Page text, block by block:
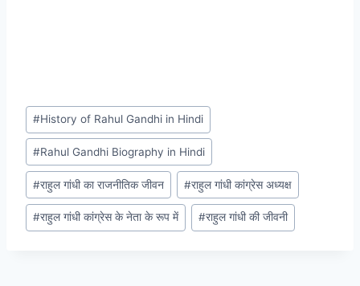
Post
Tags:
#History of Rahul Gandhi in Hindi
#Rahul Gandhi Biography in Hindi
#राहुल गांधी का राजनीतिक जीवन #राहुल गांधी कांग्रेस अध्यक्ष
#राहुल गांधी कांग्रेस के नेता के रूप में #राहुल गांधी की जीवनी